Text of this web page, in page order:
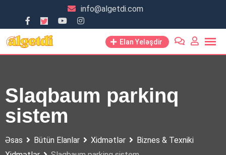
content
info@algetdi.com
Elan Yeləşdir
Slaqbaum parkinq
sistem
Əsas Bütün Elanlar Xidmətlər
Biznes & Texniki